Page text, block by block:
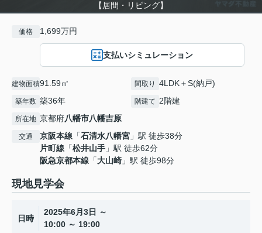
【居間・リビング】
価格 1,699万円
支払いシミュレーション
建物面積91.59㎡ 間取り 4LDK＋S(納戸)
築年数 築36年 階建て 2階建
所在地 京都府八幡市八幡吉原
交通 京阪本線 「石清水八幡宮 」駅 徒歩38分
片町線 「松井山手 」駅 徒歩62分
阪急京都本線 「大山崎 」駅 徒歩98分
現地見学会
日時
2025年6月3日 ～
10:00 ～ 19:00